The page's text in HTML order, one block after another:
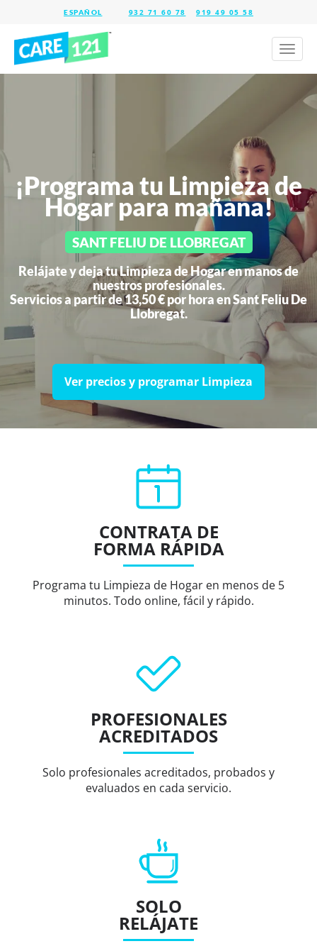
932 71 60 78 919 49 05 58
Toggle
¡Programa tu Limpieza de
Hogar para mañana!
SANT FELIU DE LLOBREGAT
Relájate y deja tu Limpieza de Hogar en manos de
nuestros profesionales.
Servicios a partir de 13,50 € por hora enSant Feliu De
Llobregat.
Ver precios y programar Limpieza
CONTRATA DE
FORMA RÁPIDA
Programa tu Limpieza de Hogar en menos de 5
minutos. Todo online, fácil y rápido.
PROFESIONALES
ACREDITADOS
Solo profesionales acreditados, probados y
evaluados en cada servicio.
SOLO
RELÁJATE